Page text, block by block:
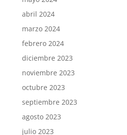
abril 2024
marzo 2024
febrero 2024
diciembre 2023
noviembre 2023
octubre 2023
septiembre 2023
agosto 2023
julio 2023